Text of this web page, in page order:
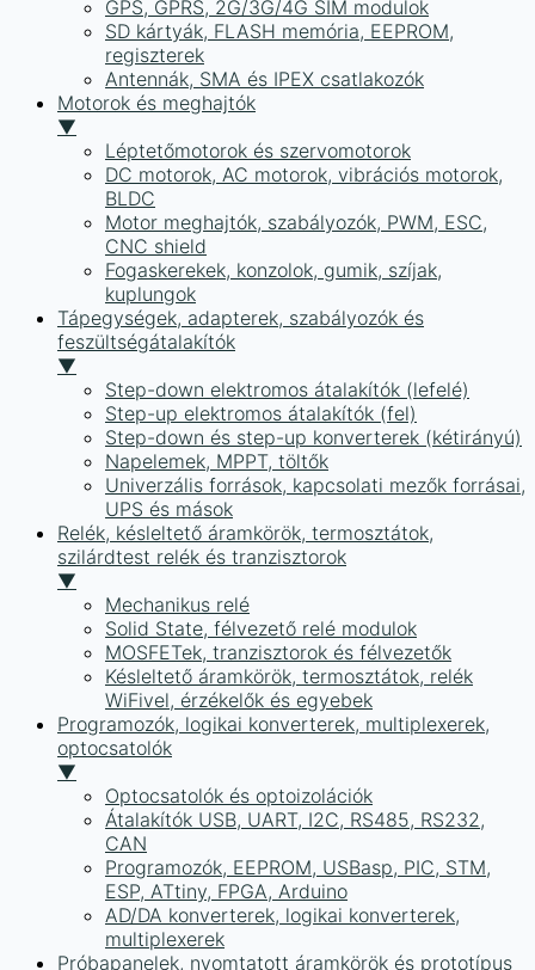
GPS, GPRS, 2G/3G/4G SIM modulok
SD kártyák, FLASH memória, EEPROM,
regiszterek
Antennák, SMA és IPEX csatlakozók
Motorok és meghajtók
▼
Léptetőmotorok és szervomotorok
DC motorok, AC motorok, vibrációs motorok,
BLDC
Motor meghajtók, szabályozók, PWM, ESC,
CNC shield
Fogaskerekek, konzolok, gumik, szíjak,
kuplungok
Tápegységek, adapterek, szabályozók és
feszültségátalakítók
▼
Step-down elektromos átalakítók (lefelé)
Step-up elektromos átalakítók (fel)
Step-down és step-up konverterek (kétirányú)
Napelemek, MPPT, töltők
Univerzális források, kapcsolati mezők forrásai,
UPS és mások
Relék, késleltető áramkörök, termosztátok,
szilárdtest relék és tranzisztorok
▼
Mechanikus relé
Solid State, félvezető relé modulok
MOSFETek, tranzisztorok és félvezetők
Késleltető áramkörök, termosztátok, relék
WiFivel, érzékelők és egyebek
Programozók, logikai konverterek, multiplexerek,
optocsatolók
▼
Optocsatolók és optoizolációk
Átalakítók USB, UART, I2C, RS485, RS232,
CAN
Programozók, EEPROM, USBasp, PIC, STM,
ESP, ATtiny, FPGA, Arduino
AD/DA konverterek, logikai konverterek,
multiplexerek
Próbapanelek, nyomtatott áramkörök és prototípus